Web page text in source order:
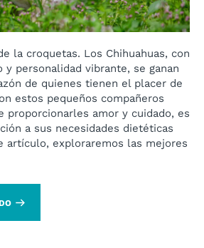
la croquetas. Los Chihuahuas, con
personalidad vibrante, se ganan
de quienes tienen el placer de
estos pequeños compañeros
proporcionarles amor y cuidado, es
a sus necesidades dietéticas
artículo, exploraremos las mejores